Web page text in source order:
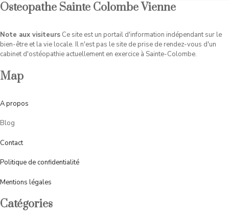
Osteopathe Sainte Colombe Vienne
Note aux visiteurs Ce site est un portail d'information indépendant sur le
bien-être et la vie locale. Il n'est pas le site de prise de rendez-vous d'un
cabinet d'ostéopathie actuellement en exercice à Sainte-Colombe.
Map
Apropos
Blog
Contact
Politique de confidentialité
Mentions légales
Catégories